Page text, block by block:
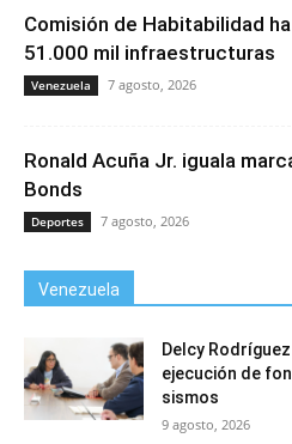
Comisión de Habitabilidad
51.000 mil infraestructuras
Venezuela 7 agosto, 2026
Ronald Acuña Jr. iguala
Bonds
Deportes 7 agosto, 2026
Venezuela
Delcy
ejecución de
sismos
9 agosto, 2026